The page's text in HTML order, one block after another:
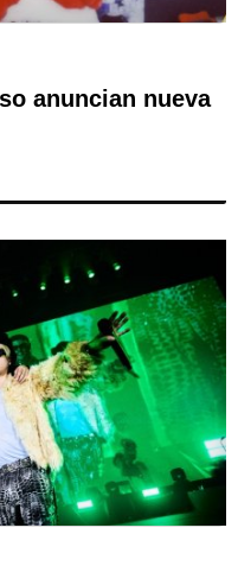
anuncian nueva